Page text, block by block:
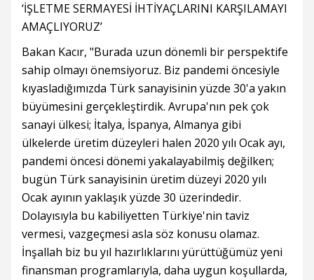
‘İŞLETME SERMAYESİ İHTİYAÇLARINI KARŞILAMAYI
AMAÇLIYORUZ’
Bakan Kacır, "Burada uzun dönemli bir perspektife
sahip olmayı önemsiyoruz. Biz pandemi öncesiyle
kıyasladığımızda Türk sanayisinin yüzde 30'a yakın
büyümesini gerçekleştirdik. Avrupa'nın pek çok
sanayi ülkesi; İtalya, İspanya, Almanya gibi
ülkelerde üretim düzeyleri halen 2020 yılı Ocak ayı,
pandemi öncesi dönemi yakalayabilmiş değilken;
bugün Türk sanayisinin üretim düzeyi 2020 yılı
Ocak ayının yaklaşık yüzde 30 üzerindedir.
Dolayısıyla bu kabiliyetten Türkiye'nin taviz
vermesi, vazgeçmesi asla söz konusu olamaz.
İnşallah biz bu yıl hazırlıklarını yürüttüğümüz yeni
finansman programlarıyla, daha uygun koşullarda,